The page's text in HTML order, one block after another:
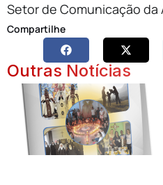
Setor de Comunicação
Compartilhe
Outras Notícias